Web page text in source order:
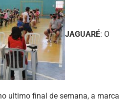
JAGUARÉ: O
ultimo final de semana, a marca